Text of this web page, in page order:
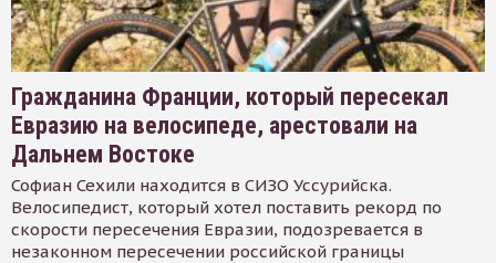
Гражданина Франции, который пересекал
Евразию на велосипеде, арестовали на
Дальнем Востоке
Софиан Сехили находится в СИЗО Уссурийска.
Велосипедист, который хотел поставить рекорд по
скорости пересечения Евразии, подозревается в
незаконном пересечении российской границы